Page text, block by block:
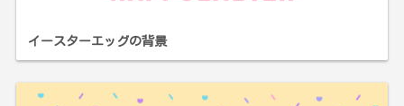
イースターエッグの背景